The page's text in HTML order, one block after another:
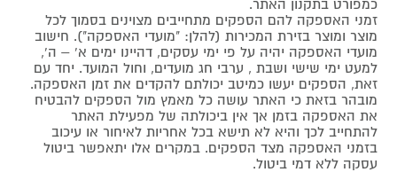
כמפורט בתקנון האתר.
זמני האספקה להם הספקים מתחייבים מצוינים בסמוך לכל
מוצר ומוצר בזירת המכירות (להלן: "מועדי האספקה"). חישוב
מועדי האספקה יהיה על פי ימי עסקים, דהיינו ימים א' – ה',
למעט ימי שישי ושבת , ערבי חג מועדים, וחול המועד. יחד עם
זאת, הספקים יעשו כמיטב יכולתם להקדים את זמן האספקה.
מובהר בזאת כי האתר עושה כל מאמץ מול הספקים להבטיח
את האספקה בזמן אך אין ביכולתה של מפעילת האתר
להתחייב לכך והיא לא תישא בכל אחריות לאיחור או עיכוב
בזמני האספקה מצד הספקים. במקרים אלו יתאפשר ביטול
עסקה ללא דמי ביטול.